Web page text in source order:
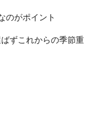
のがポイント
ずこれからの季節重